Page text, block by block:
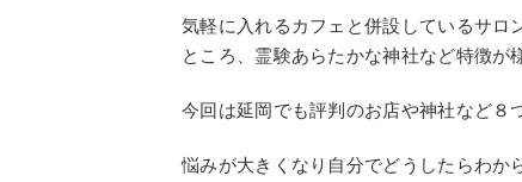
気軽に入れるカフェと併設しているサロ
ところ、霊験あらたかな神社など特徴が
今回は延岡でも評判のお店や神社など８
悩みが大きくなり自分でどうしたらわか